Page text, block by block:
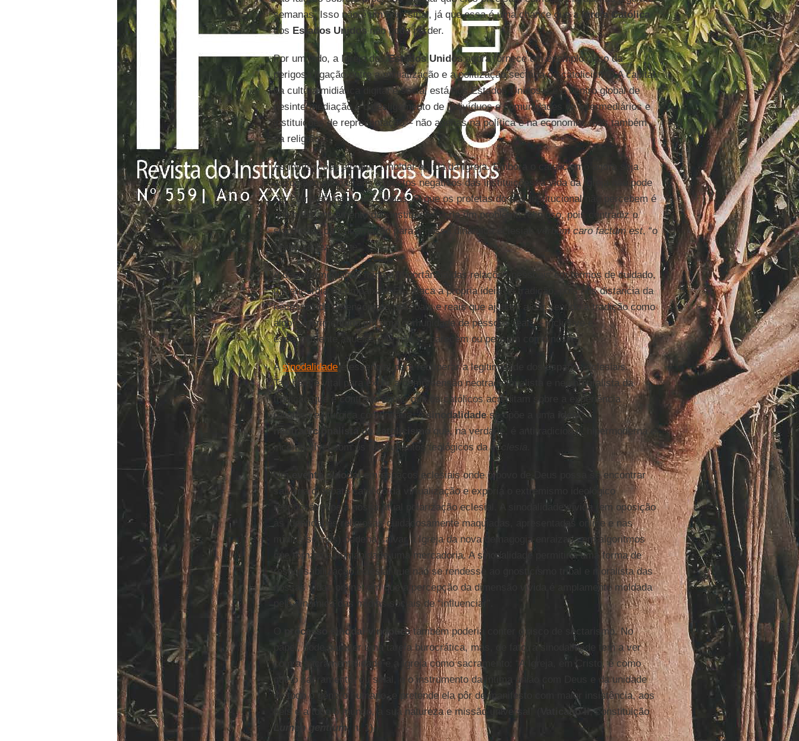
semanas. Isso não é um bom sinal, já que essa é uma chance que aIgreja Católica
dos Estados Unidosnão pode perder.
Por um lado, a Igreja dosEstados Unidosagora fornece um exemplo claro da
perigosa ligação entre a midiatização e a politização sectária do catolicismo. A capital
da cultura midiática digital e social está nos Estados Unidos e é o centro global de
desintermediação – o desligamento de indivíduos e comunidades de intermediários e
instituições de representação – não apenas na política e na economia, mas também
na religião.
As instituições ajudam a moldar a vida da Igreja. Embora o catolicismo agora seja
associado apenas aos aspectos negativos das instituições, a vida da Igreja não pode
ser completamente livre delas. O que os profetas do pós-institucional não percebem é
que o distanciamento das instituições cria um problema religioso, pois contradiz o
significado da Encarnação para a nossa dinâmica eclesial:
verbum caro factum est, “o
Verbo se fez carne”.
A desintermediação mina a importância das relações pessoais em termos de cuidado,
misericórdia e compaixão. Ela ataca a própria ideia de tradição, pois nos distancia da
necessidade de encontros pessoais e reais que ajudam a dar sentido à tradição como
algo experimentado em uma comunidade de pessoas reais – inclusive e
especialmente aquelas que não se parecem ou pensam como nós.
Asinodalidadeé essencial para recuperar a legitimidade dos espaços eclesiais.
Também é vital para expor a compreensão neotradicionalista e neointegralista da
tradição que é contrária àquilo que os católicos acreditam sobre a experiência
religiosa e litúrgica comunitária. Asinodalidadese opõe a uma
ideia
neotradicionalista de catolicismo que, na verdade, é antitradicional, hipermoderna e
incompatível com os fundamentos teológicos daecclesia
Um evento sinodalem espaços eclesiais onde o povo de Deus possa se encontrar
salvaria o debate católico da virtualização e exporia o extremismo ideológico
responsável pela nossa atual polarização eclesial. A sinodalidade vivida (em oposição
às identidades religiosas cuidadosamente maquiadas, apresentadas online e nas
mídias sociais) poderia salvar a Igreja da nova demagogia enraizada em algoritmos
que tornam a humanidade uma mercadoria. A sinodalidade permitiria uma forma de
responsabilização eclesial que não se rendesse ao gnosticismo tribal e moralista das
nossas vidas online, em que a percepção da dimensão vivida é amplamente moldada
pela dinâmica das mídias sociais de “influenciar”.
processo sinodal vindourotambém poderia conter o risco de sectarismo. No
papel, pode parecer uma tarefa burocrática, mas, de fato, a sinodalidade tem a ver
com a sacramentalidade e a Igreja como sacramento: “A Igreja, em Cristo, é como
que o sacramento, ou sinal, e o instrumento da íntima união com Deus e da unidade
de todo o gênero humano, e pretende ela pôr de manifesto com maior insistência, aos
fiéis e a todo o mundo, a sua natureza e missão universal” (
Vaticano II , constituição
Lumen gentium, n. 1).